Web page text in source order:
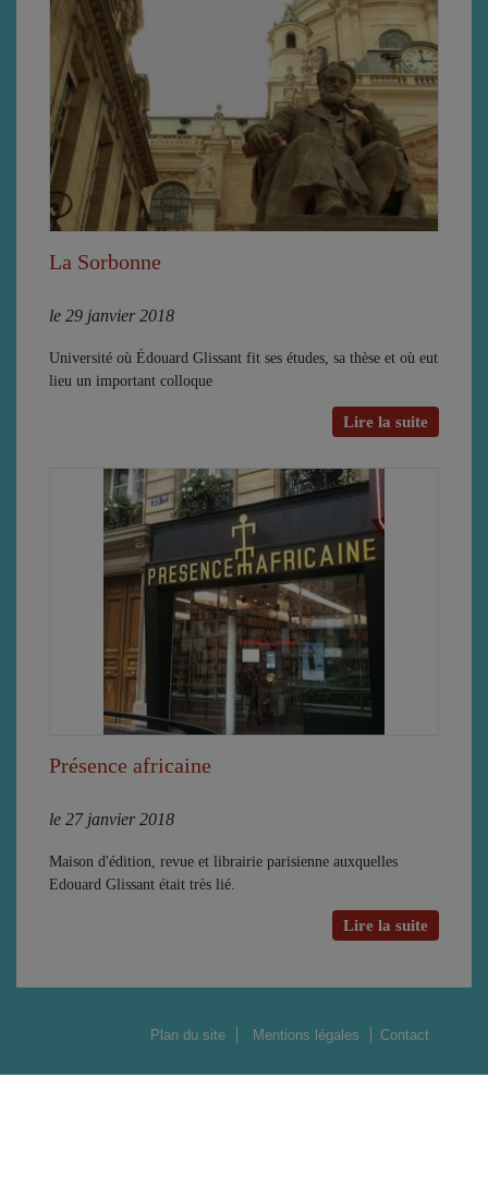
La Sorbonne
le 29 janvier 2018
Université où Édouard Glissant fit ses études, sa thèse et où eut
lieu un important colloque
Lire la suite
Présence africaine
le 27 janvier 2018
Maison d'édition, revue et librairie parisienne auxquelles
Edouard Glissant était très lié.
Lire la suite
Plan du site Mentions légales Contact